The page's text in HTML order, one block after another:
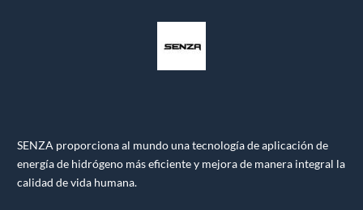
SENZA proporciona al mundo una tecnología de aplicación de
energía de hidrógeno más eficiente y mejora de manera integral la
calidad de vida humana.